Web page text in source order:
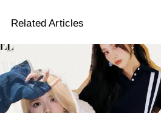
Related Articles